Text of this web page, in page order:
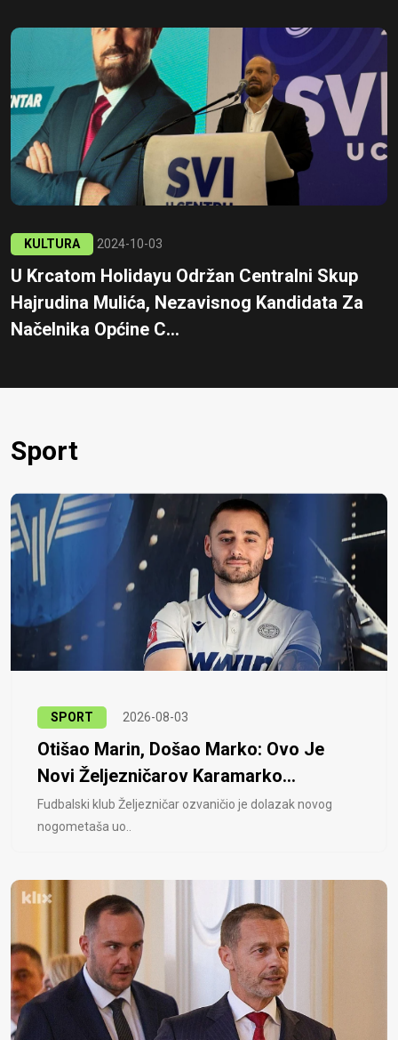
KULTURA 2024-10-03
U Krcatom Holidayu Održan Centralni Skup
Hajrudina Mulića, Nezavisnog Kandidata Za
Načelnika Općine C...
Sport
SPORT 2026-08-03
Otišao Marin, Došao Marko: Ovo Je
Novi Željezničarov Karamarko...
Fudbalski klub Željezničar ozvaničio je dolazak novog
nogometaša uo..